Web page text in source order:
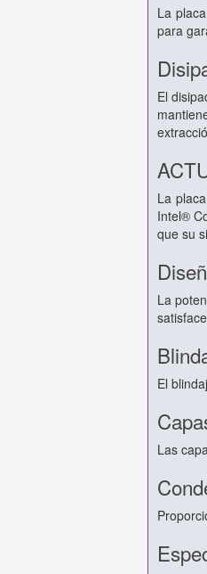
La
para
El
La
Intel®
que su
La
El
Las